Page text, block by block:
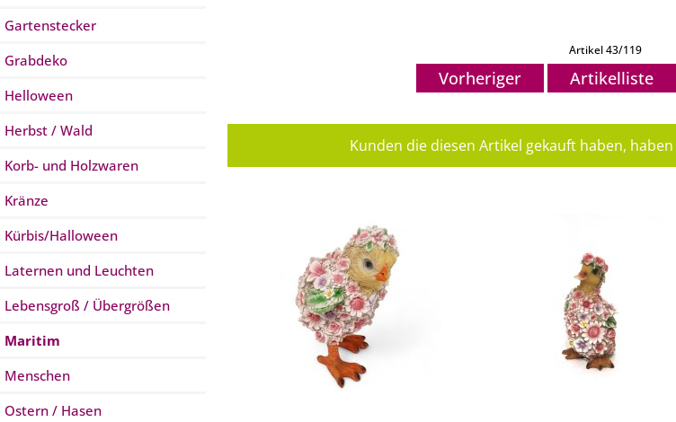
Gartenstecker
Grabdeko
Helloween
Herbst / Wald
Korb- und Holzwaren
Kränze
Kürbis/Halloween
Laternen und Leuchten
Lebensgroß / Übergrößen
Maritim
Menschen
Ostern / Hasen
Artikel 43/119
Vorheriger Artikelliste
Kunden die diesen Artikel gekauft haben,